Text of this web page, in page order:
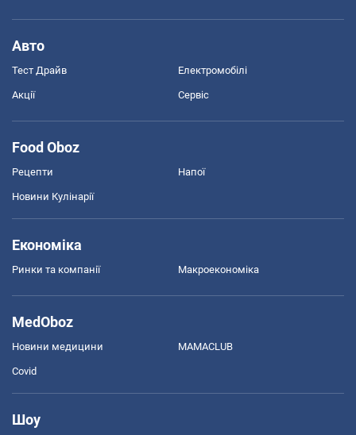
Авто
Тест Драйв Електромобілі
Акції Сервіс
Food Oboz
Рецепти Напої
Новини Кулінарії
Економіка
Ринки та компанії Макроекономіка
MedOboz
Новини медицини MAMACLUB
Covid
Шоу